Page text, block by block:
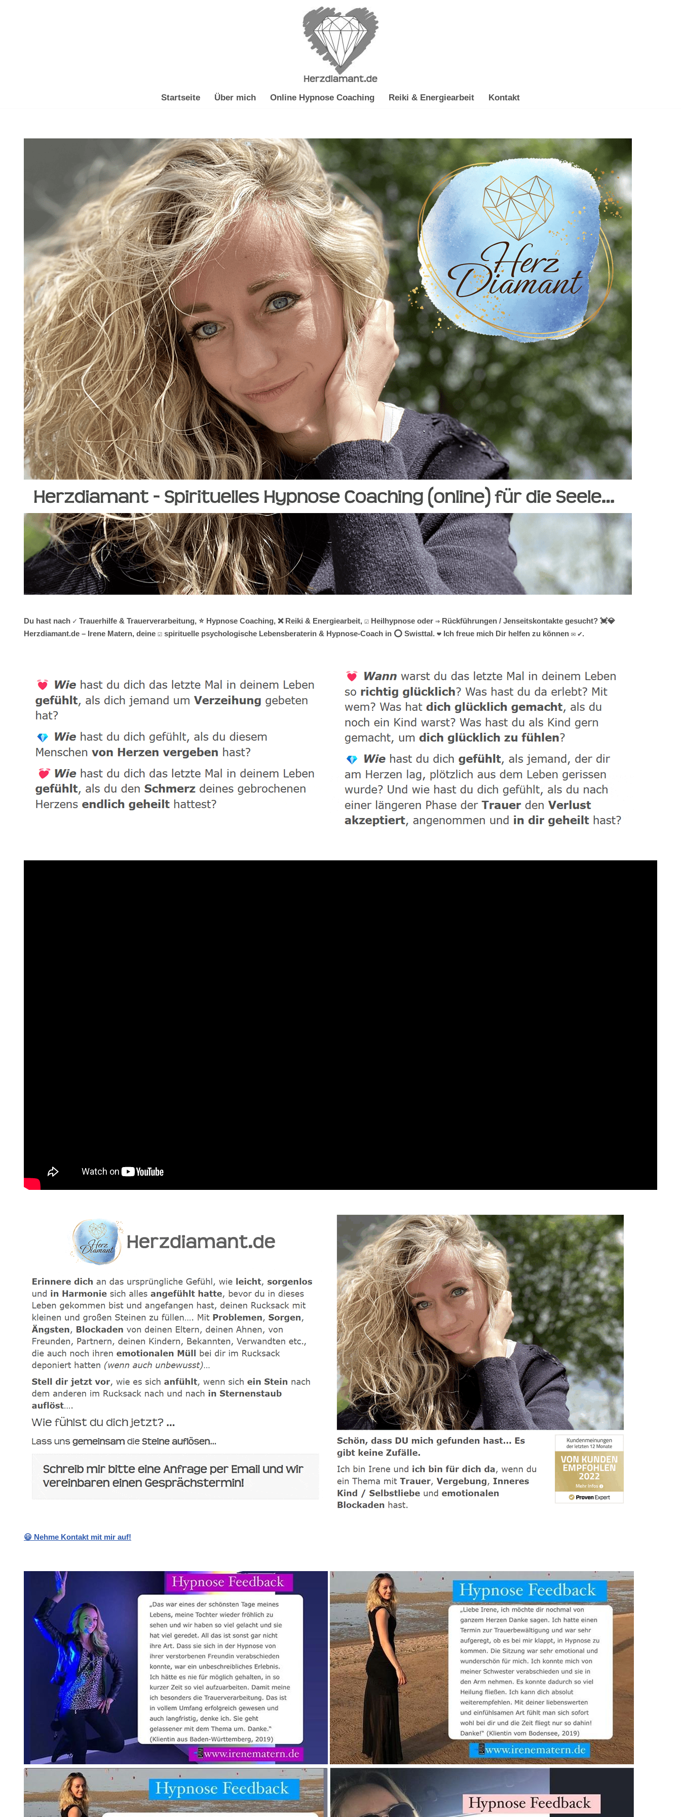
Startseite Über mich Online Hypnose Coaching Reiki & Energiearbeit Kontakt
Du hast nach ✓ Trauerhilfe & Trauerverarbeitung, ⭐ Hypnose Coaching, ❌ Reiki & Energiearbeit, ☑️ Heilhypnose oder ⇒ Rückführungen / Jenseitskontakte gesucht? 💓️💎
Herzdiamant.de – Irene Matern, deine ☑️ spirituelle psychologische Lebensberaterin & Hypnose-Coach in ⭕ Swisttal. ❤ Ich freue mich Dir helfen zu können ✉ ✔.
😃 Nehme Kontakt mit mir auf!